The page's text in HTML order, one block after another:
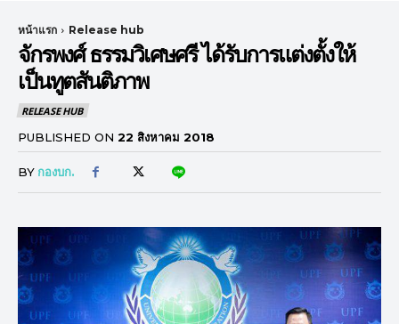
หน้าแรก Release hub
จักรพงศ์ ธรรมวิเศษศรี ได้รับการแต่งตั้งให้
เป็นทูตสันติภาพ
RELEASE HUB
PUBLISHED ON 22 สิงหาคม 2018
BY กองบก.